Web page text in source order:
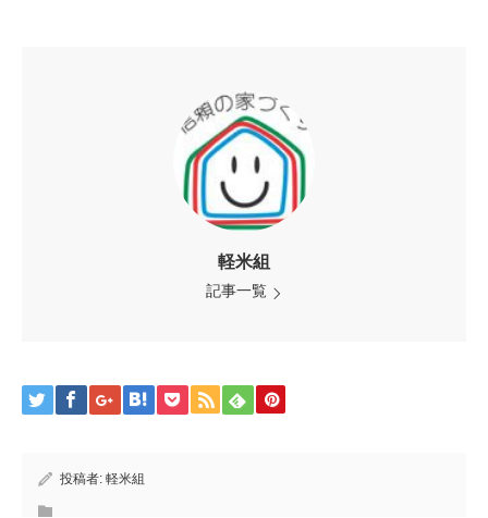
軽米組
記事一覧
投稿者: 軽米組